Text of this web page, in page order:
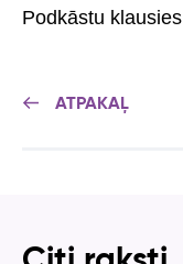
Podkāstu klausies
ATPAKAĻ